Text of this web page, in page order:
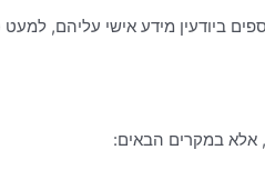
אלא במקרים הבאים: